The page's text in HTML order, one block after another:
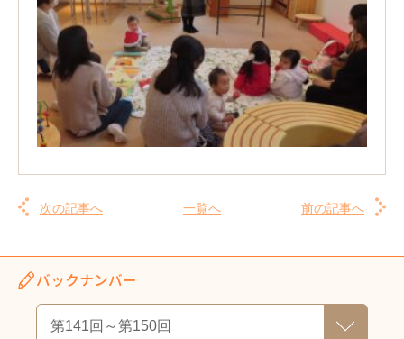
次の記事へ 一覧へ 前の記事へ
バックナンバー